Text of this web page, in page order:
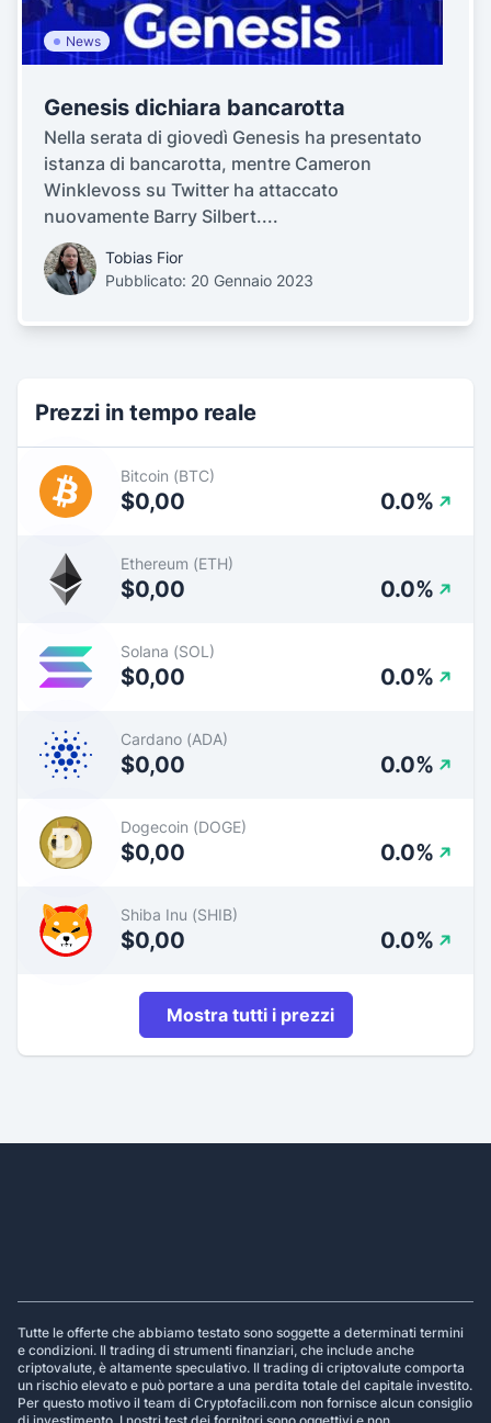
News
Genesis dichiara bancarotta
Nella serata di giovedì Genesis ha presentato
istanza di bancarotta, mentre Cameron
Winklevoss su Twitter ha attaccato
nuovamente Barry Silbert....
Tobias Fior
Pubblicato: 20 Gennaio 2023
Prezzi in tempo reale
Bitcoin (BTC)
$0,00 0.0%
Ethereum (ETH)
$0,00 0.0%
Solana (SOL)
$0,00 0.0%
Cardano (ADA)
$0,00 0.0%
Dogecoin (DOGE)
$0,00 0.0%
Shiba Inu (SHIB)
$0,00 0.0%
Mostra tutti i prezzi
Tutte le offerte che abbiamo testato sono soggette a determinati termini
e condizioni. Il trading di strumenti finanziari, che include anche
criptovalute, è altamente speculativo. Il trading di criptovalute comporta
un rischio elevato e può portare a una perdita totale del capitale investito.
Per questo motivo il team di Cryptofacili.com non fornisce alcun consiglio